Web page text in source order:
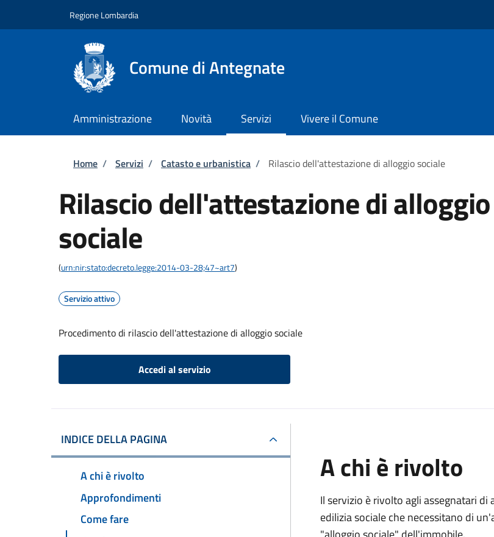
Regione Lombardia
Comune di Antegnate
Amministrazione Novità Servizi Vivere il Comune
Briciole di pane
Home / Servizi / Catasto e urbanistica / Rilascio dell'attestazione di alloggio sociale
Rilascio dell'attestazione di alloggio
sociale
(urn:nir:stato:decreto.legge:2014-03-28;47~art7)
Servizio attivo
Procedimento di rilascio dell'attestazione di alloggio sociale
Accedi al servizio
INDICE DELLA PAGINA
A chi è rivolto
Approfondimenti
Come fare
A chi è rivolto
Il servizio è rivolto agli assegnatari di
edilizia sociale che necessitano di